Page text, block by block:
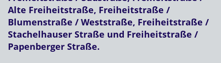
Alte Freiheitstraße, Freiheitstraße /
Blumenstraße / Weststraße, Freiheitstraße /
Stachelhauser Straße und Freiheitstraße /
Papenberger Straße.